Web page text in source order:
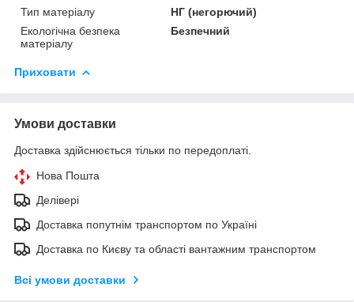
Тип матеріалу
НГ (негорючий)
Екологічна безпека
матеріалу
Безпечний
Приховати
Умови доставки
Доставка здійснюється тільки по передоплаті.
Нова Пошта
Делівері
Доставка попутнім транспортом по Україні
Доставка по Києву та області вантажним транспортом
Всі умови доставки